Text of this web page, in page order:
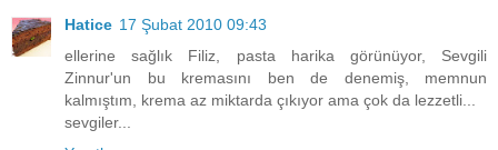
Hatice 17 Şubat 2010 09:43
ellerine sağlık Filiz, pasta harika görünüyor, Sevgili
Zinnur'un bu kremasını ben de denemiş, memnun
kalmıştım, krema az miktarda çıkıyor ama çok da lezzetli...
sevgiler...